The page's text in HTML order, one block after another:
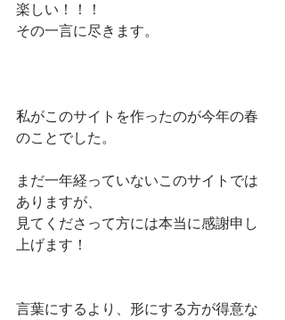
楽しい！！！
その一言に尽きます。
私がこのサイトを作ったのが今年の春
のことでした。
まだ一年経っていないこのサイトでは
ありますが、
見てくださって方には本当に感謝申し
上げます！
言葉にするより、形にする方が得意な